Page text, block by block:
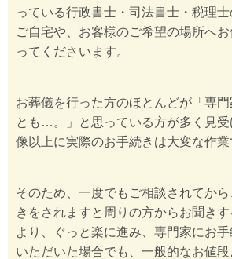
っている行政書士・司法書士・税理士
ご自宅や、お客様のご希望の場所へ
ってくださいます。
お葬儀を行った方のほとんどが「専門
とも…。」と思っている方が多く見
像以上に実際のお手続きは大変な作業
そのため、一度でもご相談されてか
きをされますと周りの方からお聞き
より、ぐっと楽に進み、専門家にお
いただいた場合でも、一般的なお値